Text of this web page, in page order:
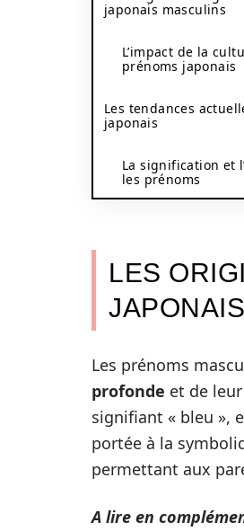
japonais masculins
L’impact de la
prénoms japonais
Les tendances
japonais
La signification et
les prénoms
LES
Les prénoms
profonde et de
signifiant « bleu »,
portée à la
permettant aux
A lire en